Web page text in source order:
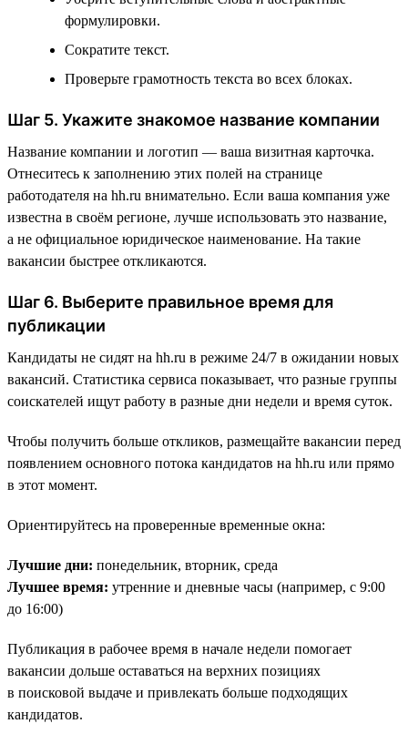
формулировки.
Сократите текст.
Проверьте грамотность текста во всех блоках.
Шаг 5. Укажите знакомое название компании
Название компании и логотип — ваша визитная карточка.
Отнеситесь к заполнению этих полей на странице
работодателя на hh.ru внимательно. Если ваша компания уже
известна в своём регионе, лучше использовать это название,
а не официальное юридическое наименование. На такие
вакансии быстрее откликаются.
Шаг 6. Выберите правильное время для
публикации
Кандидаты не сидят на hh.ru в режиме 24/7 в ожидании новых
вакансий. Статистика сервиса показывает, что разные группы
соискателей ищут работу в разные дни недели и время суток.
Чтобы получить больше откликов, размещайте вакансии перед
появлением основного потока кандидатов на hh.ru или прямо
в этот момент.
Ориентируйтесь на проверенные временные окна:
Лучшие дни: понедельник, вторник, среда
Лучшее время: утренние и дневные часы (например, с 9:00
до 16:00)
Публикация в рабочее время в начале недели помогает
вакансии дольше оставаться на верхних позициях
в поисковой выдаче и привлекать больше подходящих
кандидатов.